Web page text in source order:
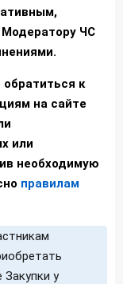
Модератору ЧС
к
на сайте
или
необходимую
правилам
у